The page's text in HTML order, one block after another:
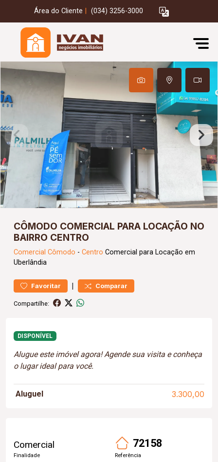
Área do Cliente (034) 3256-3000
CÔMODO COMERCIAL PARA LOCAÇÃO NO
BAIRRO CENTRO
Comercial Cômodo - Centro Comercial para Locação em
Uberlândia
Favoritar | Comparar
Compartilhe:
DISPONÍVEL
Alugue este imóvel agora! Agende sua visita e conheça
o lugar ideal para você.
Aluguel 3.300,00
Comercial
Finalidade
72158
Referência